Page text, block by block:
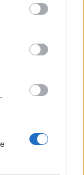
cercanas
del